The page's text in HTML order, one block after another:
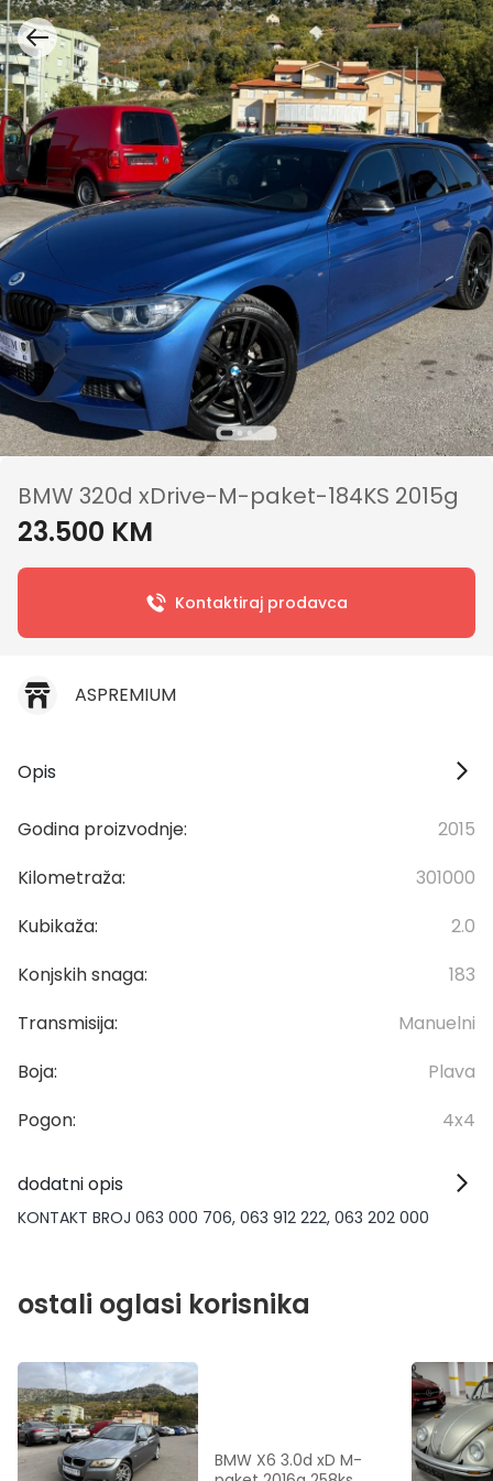
BMW 320d xDrive-M-paket-184KS 2015g
23.500 KM
Kontaktiraj prodavca
ASPREMIUM
Opis
Godina proizvodnje:
2015
Kilometraža:
301000
Kubikaža:
2.0
Konjskih snaga:
183
Transmisija:
Manuelni
Boja:
Plava
Pogon:
4x4
dodatni opis
KONTAKT BROJ 063 000 706, 063 912 222, 063 202 000
ostali oglasi korisnika
BMW X6 3.0d xD M-